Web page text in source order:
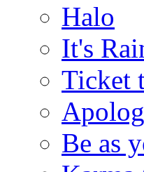
Halo
It's
Ticket
Be as